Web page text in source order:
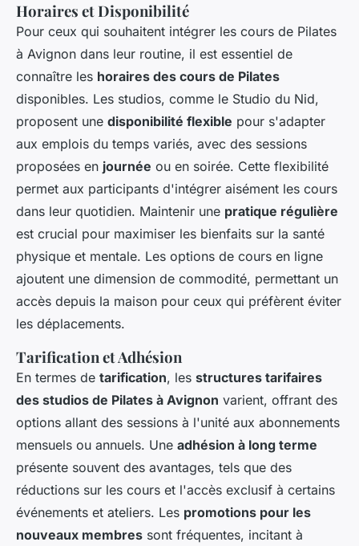
Horaires et Disponibilité
Pour ceux qui souhaitent intégrer les cours de Pilates
à Avignon dans leur routine, il est essentiel de
connaître les horaires des cours de Pilates
disponibles. Les studios, comme le Studio du Nid,
proposent une disponibilité flexible pour s'adapter
aux emplois du temps variés, avec des sessions
proposées en journée ou en soirée. Cette flexibilité
permet aux participants d'intégrer aisément les cours
dans leur quotidien. Maintenir une pratique régulière
est crucial pour maximiser les bienfaits sur la santé
physique et mentale. Les options de cours en ligne
ajoutent une dimension de commodité, permettant un
accès depuis la maison pour ceux qui préfèrent éviter
les déplacements.
Tarification et Adhésion
En termes de tarification, les structures tarifaires
des studios de Pilates à Avignon varient, offrant des
options allant des sessions à l'unité aux abonnements
mensuels ou annuels. Une adhésion à long terme
présente souvent des avantages, tels que des
réductions sur les cours et l'accès exclusif à certains
événements et ateliers. Les promotions pour les
nouveaux membres sont fréquentes, incitant à